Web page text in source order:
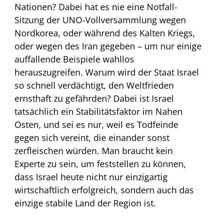
Nationen? Dabei hat es nie eine Notfall-
Sitzung der UNO-Vollversammlung wegen
Nordkorea, oder während des Kalten Kriegs,
oder wegen des Iran gegeben – um nur einige
auffallende Beispiele wahllos
herauszugreifen. Warum wird der Staat Israel
so schnell verdächtigt, den Weltfrieden
ernsthaft zu gefährden? Dabei ist Israel
tatsächlich ein Stabilitätsfaktor im Nahen
Osten, und sei es nur, weil es Todfeinde
gegen sich vereint, die einander sonst
zerfleischen würden. Man braucht kein
Experte zu sein, um feststellen zu können,
dass Israel heute nicht nur einzigartig
wirtschaftlich erfolgreich, sondern auch das
einzige stabile Land der Region ist.